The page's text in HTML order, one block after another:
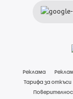
Реклама
Тарифа за откъси